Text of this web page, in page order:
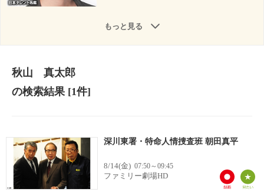
もっと見る
秋山 真太郎
の検索結果[1件]
深川東署・特命人情捜査班 朝田真平
8/14(金) 07:50～09:45
ファミリー劇場HD